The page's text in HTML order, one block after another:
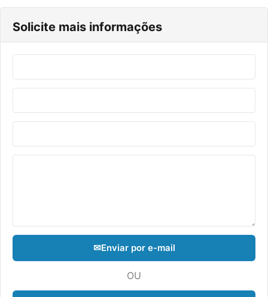
Solicite mais informações
✉Enviar por e-mail
OU